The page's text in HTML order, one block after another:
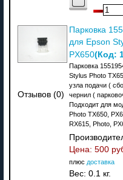
Отзывов (0)
Парковка
для Epson
PX650(Код:
Парковка
Stylus Photo
узла подачи (
чернил (
Подходит для
Photo TX650,
RX615, Photo,
Цена: 500
плюс доставка
Вес: 0.1 кг.